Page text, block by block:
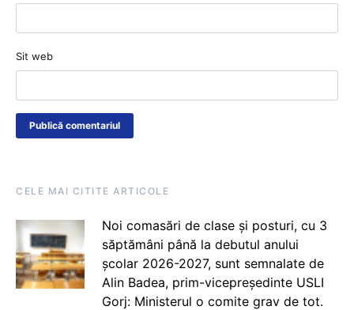
Sit web
CELE MAI CITITE ARTICOLE
Noi comasări de clase și posturi, cu 3
săptămâni până la debutul anului
școlar 2026-2027, sunt semnalate de
Alin Badea, prim-vicepreședinte USLI
Gorj: Ministerul o comite grav de tot.